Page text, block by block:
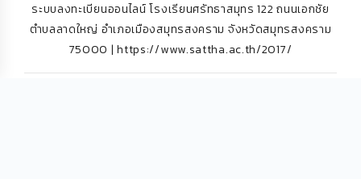
ระบบลงทะเบียนออนไลน์ โรงเรียนศรัทธาสมุทร 122 ถนนเอกชัย
ตำบลลาดใหญ่ อำเภอเมืองสมุทรสงคราม จังหวัดสมุทรสงคราม
75000 | https://www.sattha.ac.th/2017/